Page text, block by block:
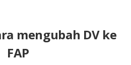
mengubah DV ke
FAP